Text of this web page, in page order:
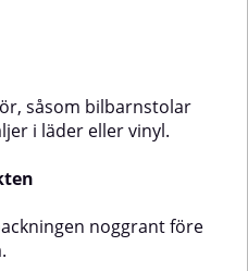
det applicerade lacklagret.💡
Viktigt att tänka på!Innan du
behandlar hela ytan
produkten på ett diskret område.
behandlingen och att du är nöjd
med färgresultatet innan du går
såsom bilbarnstolar
i läder eller vinyl.
noggrant före